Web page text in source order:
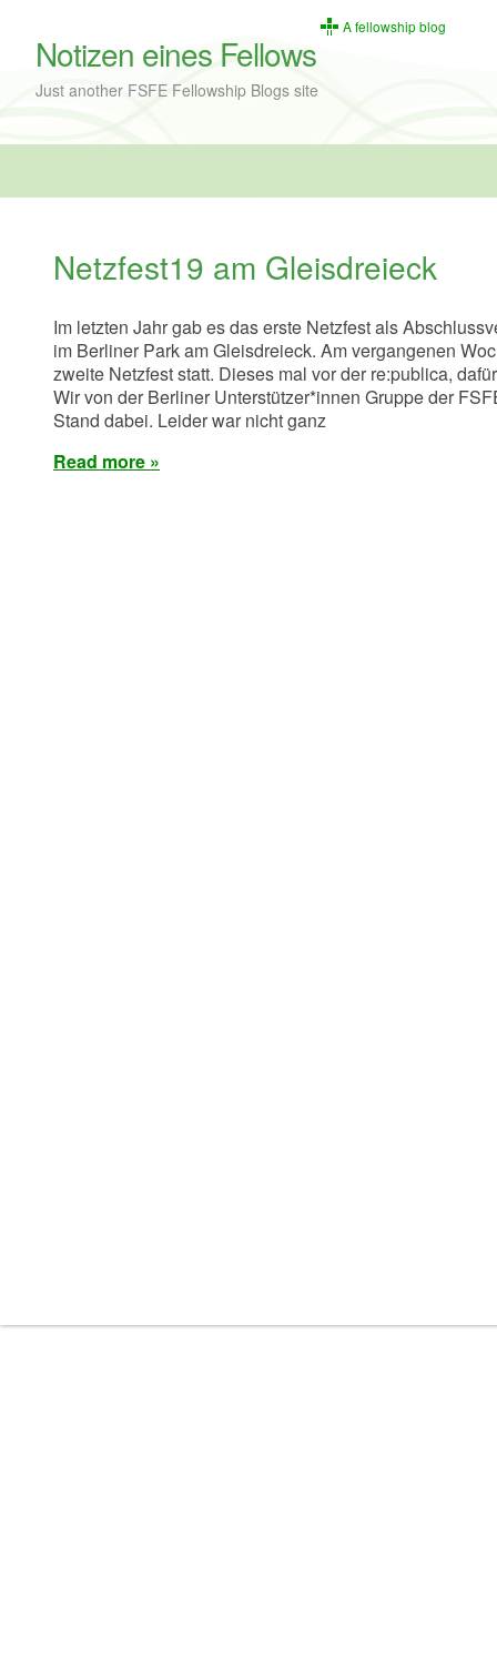
Notizen eines Fellows
A fellowship blog
Just another FSFE Fellowship Blogs site
Netzfest19 am Gleisdreieck
Im letzten Jahr gab es das erste Netzfest als
im Berliner Park am Gleisdreieck. Am vergangenen
zweite Netzfest statt. Dieses mal vor der re:publica,
Wir von der Berliner Unterstützer*innen Gruppe der
Stand dabei. Leider war nicht ganz
Read more »